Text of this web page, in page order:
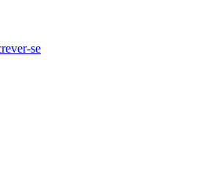
se